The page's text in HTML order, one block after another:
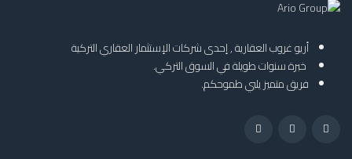
أريو غروب العقارية , إحدى شركات الإستثمار العقاري التركية
خبرة سنوات طويلة في السوق التركي.
فريق متميز يلبي طموحكم.